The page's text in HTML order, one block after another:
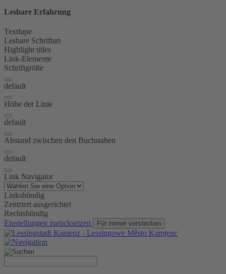
Lesbare Erfahrung
Textlupe
Lesbare Schriftart
Highlight titles
Link-Elemente
Schriftgröße
default
Höhe der Linie
default
Abstand zwischen den Buchstaben
default
Link Navigator
Linksbündig
Zentriert ausgerichtet
Rechtsbündig
Einstellungen zurücksetzen
Für immer verstecken